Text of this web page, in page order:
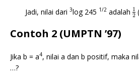
Jadi, nilai dari 3log 245 1/2 adalah
Contoh 2 (UMPTN ’97)
Jika b = a4, nilai a dan b positif, maka
…?